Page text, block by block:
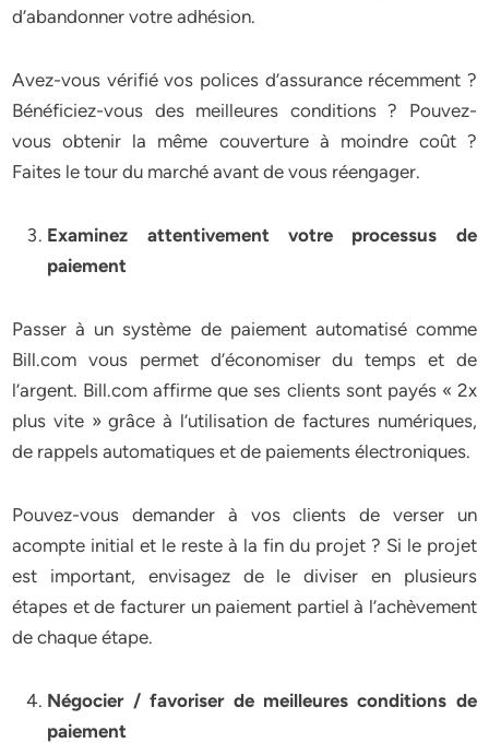
d’abandonner votre adhésion.
Avez-vous vérifié vos polices d’assurance récemment ?
Bénéficiez-vous des meilleures conditions ? Pouvez-
vous obtenir la même couverture à moindre coût ?
Faites le tour du marché avant de vous réengager.
Examinez attentivement votre processus de
paiement
Passer à un système de paiement automatisé comme
Bill.com vous permet d’économiser du temps et de
l’argent. Bill.com affirme que ses clients sont payés « 2x
plus vite » grâce à l’utilisation de factures numériques,
de rappels automatiques et de paiements électroniques.
Pouvez-vous demander à vos clients de verser un
acompte initial et le reste à la fin du projet ? Si le projet
est important, envisagez de le diviser en plusieurs
étapes et de facturer un paiement partiel à l’achèvement
de chaque étape.
Négocier / favoriser de meilleures conditions de
paiement